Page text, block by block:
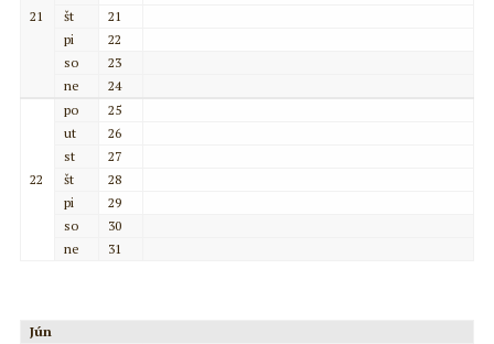
21
št
21
pi
22
so
23
ne
24
22
po
25
ut
26
st
27
št
28
pi
29
so
30
ne
31
Jún